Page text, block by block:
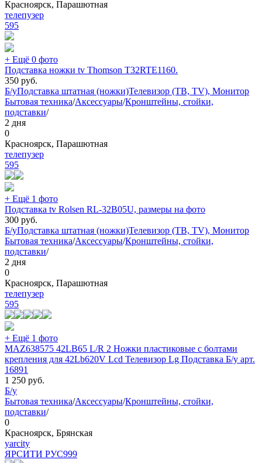
Красноярск, Парашютная
телепузер
595
+ Ещё 0 фото
Подставка ножки tv Thomson T32RTE1160.
350 руб.
Б/уПодставка штатная (ножки)Телевизор (ТВ, TV), Монитор
Бытовая техника/Аксессуары/Кронштейны, стойки,
подставки/
2 дня
0
Красноярск, Парашютная
телепузер
595
+ Ещё 1 фото
Подставка tv Rolsen RL-32B05U, размеры на фото
300 руб.
Б/уПодставка штатная (ножки)Телевизор (ТВ, TV), Монитор
Бытовая техника/Аксессуары/Кронштейны, стойки,
подставки/
2 дня
0
Красноярск, Парашютная
телепузер
595
+ Ещё 1 фото
MAZ638575 42LB65 L/R 2 Ножки пластиковые с болтами
крепления для 42Lb620V Lcd Телевизор Lg Подставка Б/у арт.
16891
1 250 руб.
Б/у
Бытовая техника/Аксессуары/Кронштейны, стойки,
подставки/
0
Красноярск, Брянская
yarcity
ЯРСИТИ РУС999